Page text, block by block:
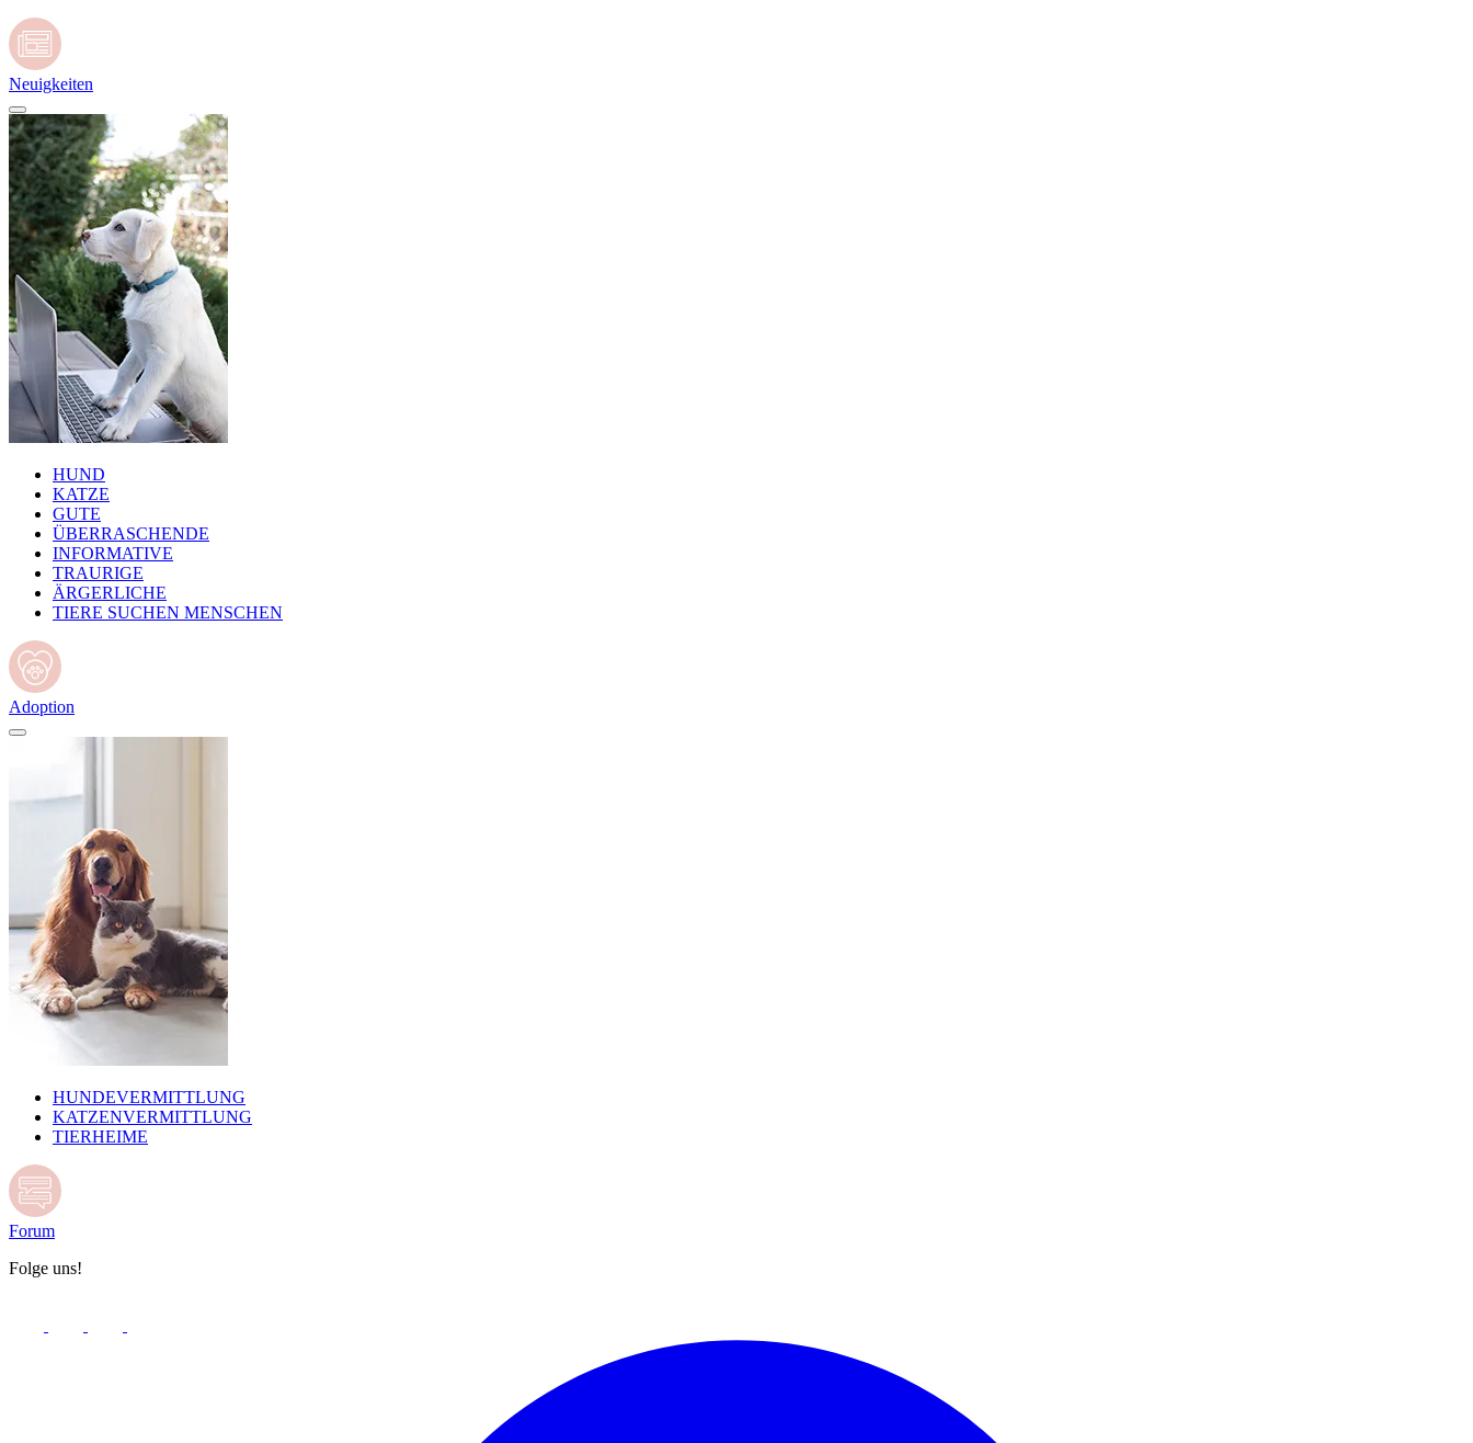
Neuigkeiten
HUND
KATZE
GUTE
ÜBERRASCHENDE
INFORMATIVE
TRAURIGE
ÄRGERLICHE
TIERE SUCHEN MENSCHEN
Adoption
HUNDEVERMITTLUNG
KATZENVERMITTLUNG
TIERHEIME
Forum
Folge uns!